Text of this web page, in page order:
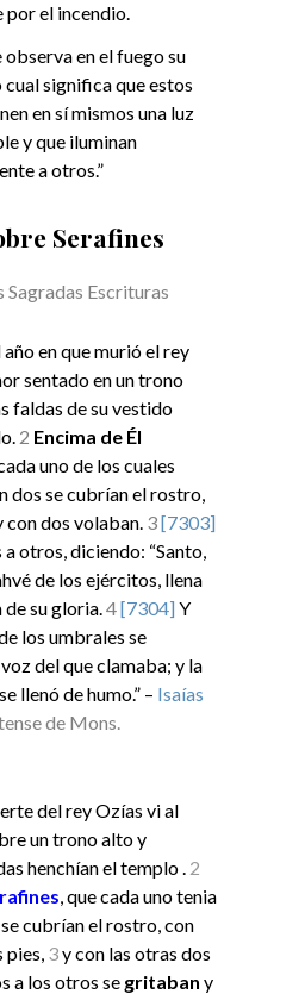
el incendio.
observa en el fuego su
significa que estos
en sí mismos una luz
y que iluminan
a otros.”
Serafines
Sagradas Escrituras
año en que murió el rey
sentado en un trono
faldas de su vestido
2 Encima de Él
uno de los cuales
dos se cubrían el rostro,
con dos volaban. 3[7303]
a otros, diciendo: “Santo,
de los ejércitos, llena
su gloria.4[7304]Y
los umbrales se
del que clamaba; y la
se llenó de humo.” – Isaías
de Mons.
del rey Ozías vi al
un trono alto y
henchían el templo . 2
, que cada uno tenia
cubrían el rostro, con
pies, 3y con las otras dos
a los otros se gritaban y